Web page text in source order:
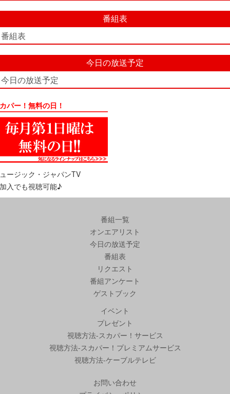
番組表
番組表
今日の放送予定
今日の放送予定
パー！無料の日！
ージック・ジャパンTV
入でも視聴可能♪
番組一覧
オンエアリスト
今日の放送予定
番組表
リクエスト
番組アンケート
ゲストブック
イベント
プレゼント
視聴方法-スカパー！サービス
視聴方法-スカパー！プレミアムサービス
視聴方法-ケーブルテレビ
お問い合わせ